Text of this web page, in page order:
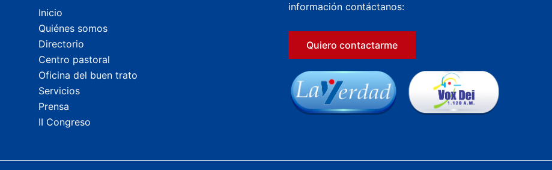
Inicio
Quiénes somos
Directorio
Centro pastoral
Oficina del buen trato
Servicios
Prensa
II Congreso
información contáctanos:
Quiero contactarme